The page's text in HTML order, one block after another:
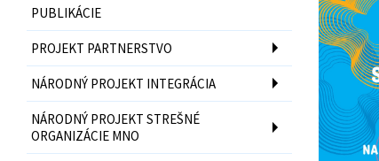
PUBLIKÁCIE
PROJEKT PARTNERSTVO
NÁRODNÝ PROJEKT INTEGRÁCIA
NÁRODNÝ PROJEKT STREŠNÉ
ORGANIZÁCIE MNO